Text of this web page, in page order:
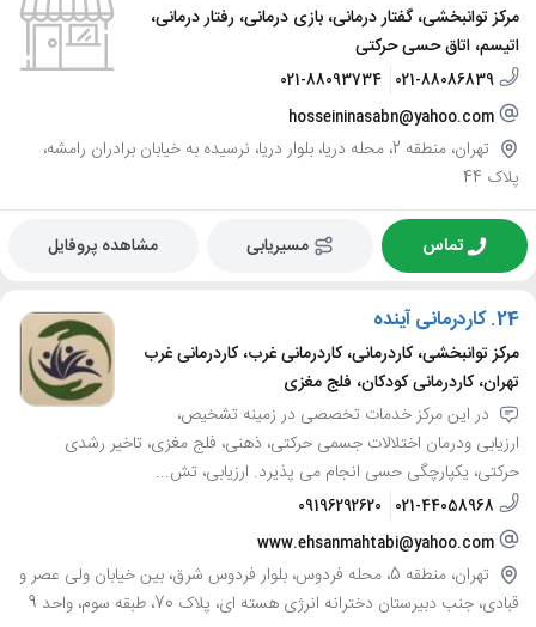
مرکز توانبخشی، گفتار درمانی، بازی درمانی، رفتار درمانی،
اتیسم، اتاق حسی حرکتی
021-88086839
021-88093734
hosseininasabn@yahoo.com
تهران، منطقه 2، محله دریا، بلوار دریا، نرسیده به خیابان برادران رامشه،
پلاک 44
تماس مسیریابی مشاهده پروفایل
24. کاردرمانی آینده
مرکز توانبخشی، کاردرمانی، کاردرمانی غرب، کاردرمانی غرب
تهران، کاردرمانی کودکان، فلج مغزی
در این مرکز خدمات تخصصی در زمینه تشخیص،
ارزیابی ودرمان اختلالات جسمی حرکتی، ذهنی، فلج مغزی، تاخیر رشدی
حرکتی، یکپارچگی حسی انجام می پذیرد. ارزیابی، تش...
021-44058968
09196292620
www.ehsanmahtabi@yahoo.com
تهران، منطقه 5، محله فردوس، بلوار فردوس شرق، بین خیابان ولی عصر و
قبادی، جنب دبیرستان دخترانه انرژی هسته ای، پلاک 70، طبقه سوم، واحد 9